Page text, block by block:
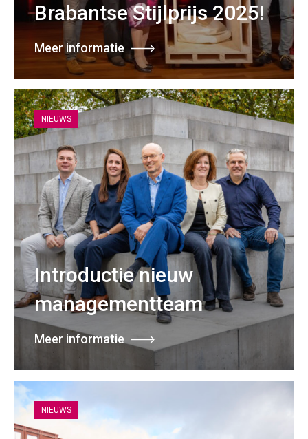
Brabantse Stijlprijs 2025!
Meer informatie
NIEUWS
Introductie nieuw
managementteam
Meer informatie
NIEUWS